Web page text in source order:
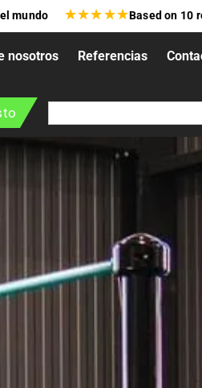
mundo ★★★★★Based on 10
nosotros Referencias